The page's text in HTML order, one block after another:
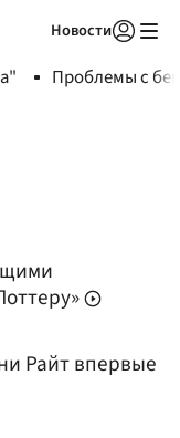
Новости
Проблемы с
Райт впервые